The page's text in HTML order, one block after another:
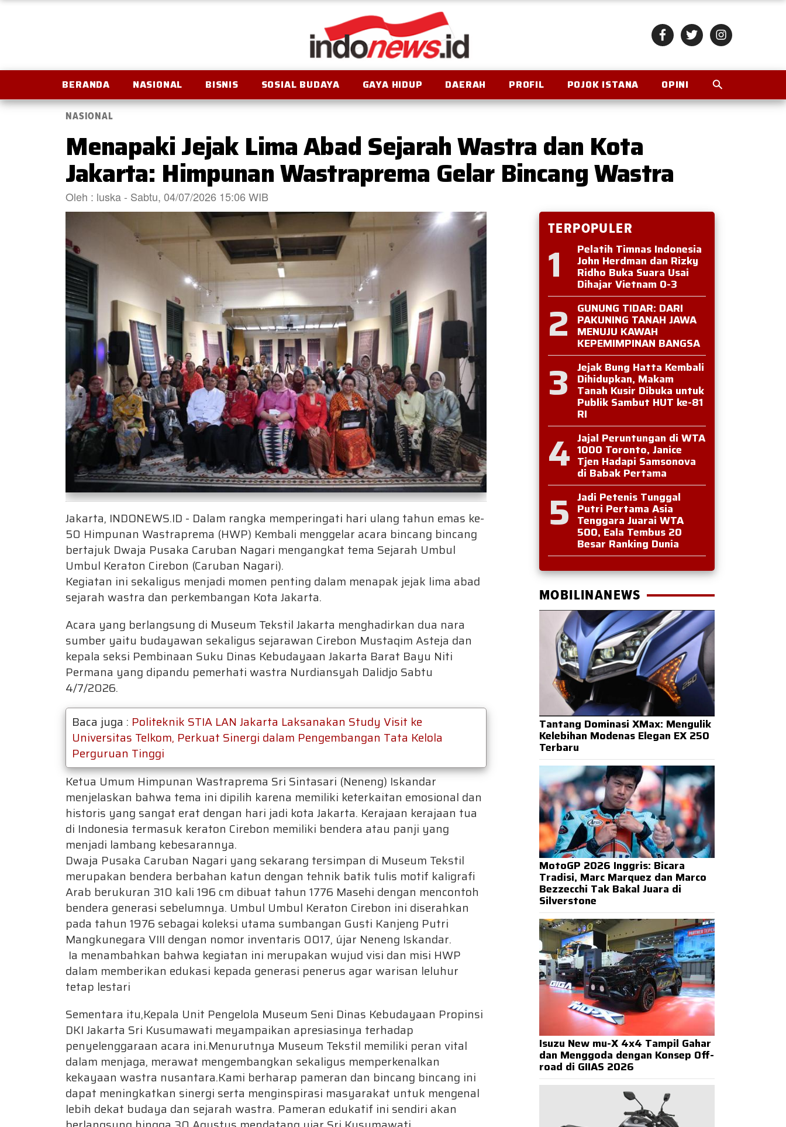
BERANDA NASIONAL BISNIS SOSIAL BUDAYA GAYA HIDUP DAERAH PROFIL POJOK ISTANA OPINI
NASIONAL
Menapaki Jejak Lima Abad Sejarah Wastra dan Kota
Jakarta: Himpunan Wastraprema Gelar Bincang Wastra
Oleh : luska - Sabtu, 04/07/2026 15:06 WIB
Jakarta, INDONEWS.ID - Dalam rangka memperingati hari ulang tahun emas ke-
50 Himpunan Wastraprema (HWP) Kembali menggelar acara bincang bincang
bertajuk Dwaja Pusaka Caruban Nagari mengangkat tema Sejarah Umbul
Umbul Keraton Cirebon (Caruban Nagari).
Kegiatan ini sekaligus menjadi momen penting dalam menapak jejak lima abad
sejarah wastra dan perkembangan Kota Jakarta.
Acara yang berlangsung di Museum Tekstil Jakarta menghadirkan dua nara
sumber yaitu budayawan sekaligus sejarawan Cirebon Mustaqim Asteja dan
kepala seksi Pembinaan Suku Dinas Kebudayaan Jakarta Barat Bayu Niti
Permana yang dipandu pemerhati wastra Nurdiansyah Dalidjo Sabtu
4/7/2026.
Baca juga : Politeknik STIA LAN Jakarta Laksanakan Study Visit ke
Universitas Telkom, Perkuat Sinergi dalam Pengembangan Tata Kelola
Perguruan Tinggi
Ketua Umum Himpunan Wastraprema Sri Sintasari (Neneng) Iskandar
menjelaskan bahwa tema ini dipilih karena memiliki keterkaitan emosional dan
historis yang sangat erat dengan hari jadi kota Jakarta. Kerajaan kerajaan tua
di Indonesia termasuk keraton Cirebon memiliki bendera atau panji yang
menjadi lambang kebesarannya.
Dwaja Pusaka Caruban Nagari yang sekarang tersimpan di Museum Tekstil
merupakan bendera berbahan katun dengan tehnik batik tulis motif kaligrafi
Arab berukuran 310 kali 196 cm dibuat tahun 1776 Masehi dengan mencontoh
bendera generasi sebelumnya. Umbul Umbul Keraton Cirebon ini diserahkan
pada tahun 1976 sebagai koleksi utama sumbangan Gusti Kanjeng Putri
Mangkunegara VIII dengan nomor inventaris 0017, újar Neneng Iskandar.
Ia menambahkan bahwa kegiatan ini merupakan wujud visi dan misi HWP
dalam memberikan edukasi kepada generasi penerus agar warisan leluhur
tetap lestari
Sementara itu,Kepala Unit Pengelola Museum Seni Dinas Kebudayaan Propinsi
DKI Jakarta Sri Kusumawati meyampaikan apresiasinya terhadap
penyelenggaraan acara ini.Menurutnya Museum Tekstil memiliki peran vital
dalam menjaga, merawat mengembangkan sekaligus memperkenalkan
kekayaan wastra nusantara.Kami berharap pameran dan bincang bincang ini
dapat meningkatkan sinergi serta menginspirasi masyarakat untuk mengenal
lebih dekat budaya dan sejarah wastra. Pameran edukatif ini sendiri akan
TERPOPULER
1 Pelatih Timnas Indonesia
John Herdman dan Rizky
Ridho Buka Suara Usai
Dihajar Vietnam 0-3
2 GUNUNG TIDAR: DARI
PAKUNING TANAH JAWA
MENUJU KAWAH
KEPEMIMPINAN BANGSA
3 Jejak Bung Hatta Kembali
Dihidupkan, Makam
Tanah Kusir Dibuka untuk
Publik Sambut HUT ke-81
RI
4 Jajal Peruntungan di WTA
1000 Toronto, Janice
Tjen Hadapi Samsonova
di Babak Pertama
5 Jadi Petenis Tunggal
Putri Pertama Asia
Tenggara Juarai WTA
500, Eala Tembus 20
Besar Ranking Dunia
MOBILINANEWS
Tantang Dominasi XMax: Mengulik
Kelebihan Modenas Elegan EX 250
Terbaru
MotoGP 2026 Inggris: Bicara
Tradisi, Marc Marquez dan Marco
Bezzecchi Tak Bakal Juara di
Silverstone
Isuzu New mu-X 4x4 Tampil Gahar
dan Menggoda dengan Konsep Off-
road di GIIAS 2026